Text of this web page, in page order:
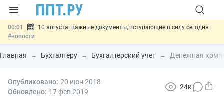
00:01
10 августа: важные документы, вступающие в силу сегодня
#новости
07.08 Подписан закон о блокировке продажи опасных товаров через
«Честный знак»#новости
07.08 Госпошлину за устранение ошибок в документах предлагают
отменить#новости
Главная Бухгалтеру Бухгалтерский учет Денежная
Опубликовано: 20 июн 2018
Обновлено: 17 фев2019
24к